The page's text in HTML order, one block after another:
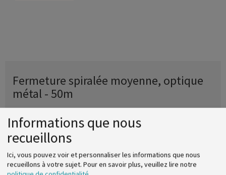
Fermeture spiralée moyenne, optique
métal - 50m
Veuillez-vous identifier pour voir les prix et pouvoir
Informations que nous
recueillons
Ici, vous pouvez voir et personnaliser les informations que nous
recueillons à votre sujet. Pour en savoir plus, veuillez lire notre